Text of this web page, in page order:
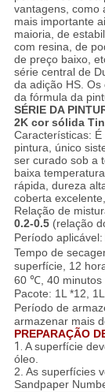
vantagens, como
mais importante
maioria, de
com resina, de
de preço baixo,
série central de
da adição HS.
da fórmula da
SÉRIE DA
2K cor sólida
Características:
pintura, único
ser curado sob a
baixa
rápida, dureza
coberta
Relação de
0.2-0.5(relação
Período
Tempo de
superfície, 12
60 ℃, 40 minutos
Pacote: 1L *12,
Período de
armazenar mais
PREPARAÇÃO
1. A superfície
óleo.
2. As superfícies
Sandpaper